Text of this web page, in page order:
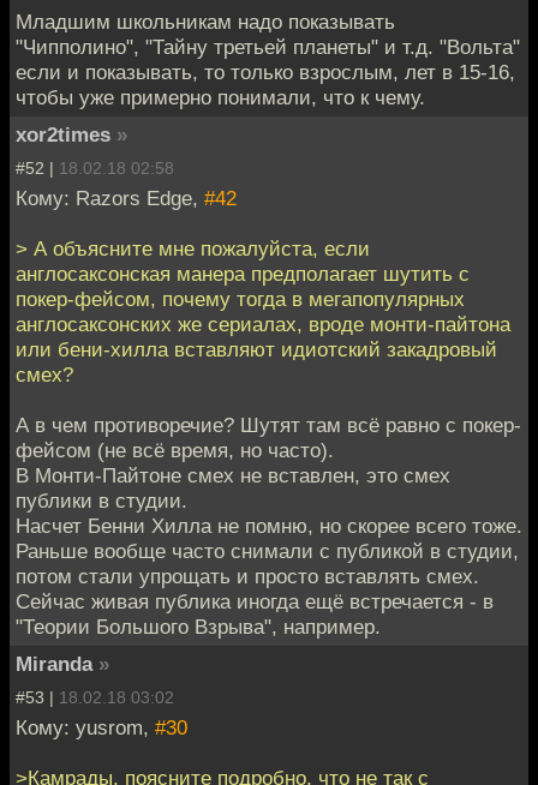
Младшим школьникам надо показывать
"Чипполино", "Тайну третьей планеты" и т.д. "Вольта"
если и показывать, то только взрослым, лет в 15-16,
чтобы уже примерно понимали, что к чему.
xor2times »
#52 | 18.02.18 02:58
Кому: Razors Edge, #42
> А объясните мне пожалуйста, если
англосаксонская манера предполагает шутить с
покер-фейсом, почему тогда в мегапопулярных
англосаксонских же сериалах, вроде монти-пайтона
или бени-хилла вставляют идиотский закадровый
смех?
А в чем противоречие? Шутят там всё равно с покер-
фейсом (не всё время, но часто).
В Монти-Пайтоне смех не вставлен, это смех
публики в студии.
Насчет Бенни Хилла не помню, но скорее всего тоже.
Раньше вообще часто снимали с публикой в студии,
потом стали упрощать и просто вставлять смех.
Сейчас живая публика иногда ещё встречается - в
"Теории Большого Взрыва", например.
Miranda »
#53 | 18.02.18 03:02
Кому: yusrom, #30
>Камрады, поясните подробно, что не так с